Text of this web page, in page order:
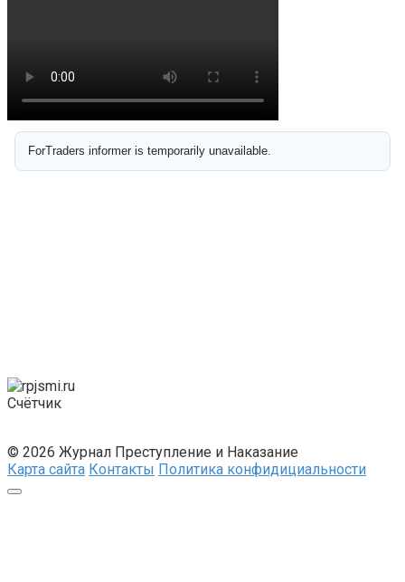
Счётчик
© 2026 Журнал Преступление и Наказание
Карта сайта Контакты Политика конфидициальности